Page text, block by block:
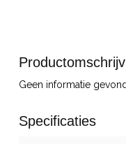
Geen informatie
Specificaties